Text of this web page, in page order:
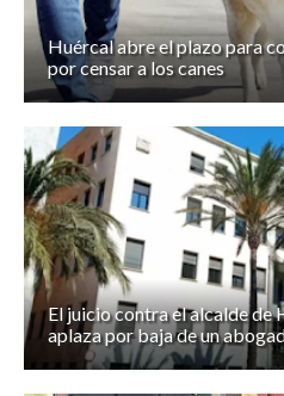
Huércal abre el plazo para
por censar a los canes
El juicio contra el alcalde de
aplaza por baja de un